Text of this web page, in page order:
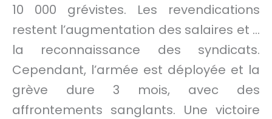
10 000 grévistes. Les revendications
restent l’augmentation des salaires et …
la reconnaissance des syndicats.
Cependant, l’armée est déployée et la
grève dure 3 mois, avec des
affrontements sanglants. Une victoire